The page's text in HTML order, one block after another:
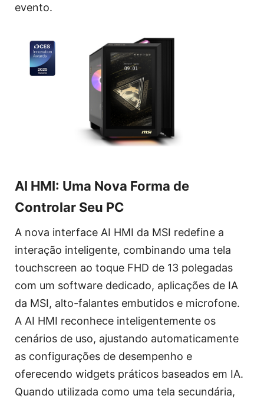
evento.
AI HMI: Uma Nova Forma de
Controlar Seu PC
A nova interface AI HMI da MSI redefine a
interação inteligente, combinando uma tela
touchscreen ao toque FHD de 13 polegadas
com um software dedicado, aplicações de IA
da MSI, alto-falantes embutidos e microfone.
A AI HMI reconhece inteligentemente os
cenários de uso, ajustando automaticamente
as configurações de desempenho e
oferecendo widgets práticos baseados em IA.
Quando utilizada como uma tela secundária,